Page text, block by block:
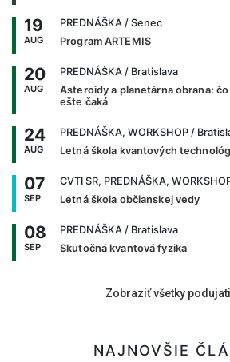
19
AUG
PREDNÁŠKA / Senec
Program ARTEMIS
20
AUG
PREDNÁŠKA / Bratislava
Asteroidy a planetárna obrana:
ešte čaká
24
AUG
PREDNÁŠKA, WORKSHOP /
Letná škola kvantových
07
SEP
CVTI SR, PREDNÁŠKA,
Letná škola občianskej vedy
08
SEP
PREDNÁŠKA / Bratislava
Skutočná kvantová fyzika
Zobraziť všetky
NAJNOVŠIE